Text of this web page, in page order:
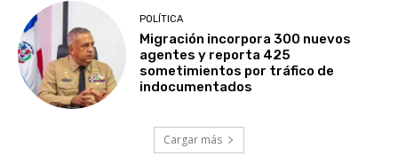
POLÍTICA
Migración incorpora 300 nuevos
agentes y reporta 425
sometimientos por tráfico de
indocumentados
Cargar más